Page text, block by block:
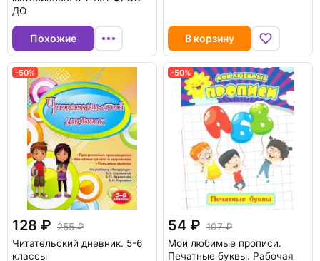
ДО
Похожие В корзину
-50%
128
255
Читательский дневник. 5-6
классы
-50%
54
107
Мои любимые прописи.
Печатные буквы. Рабочая